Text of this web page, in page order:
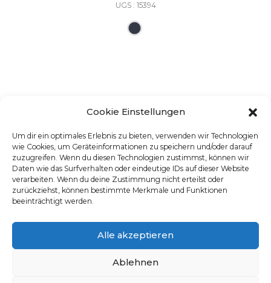
Cookie Einstellungen
Um dir ein optimales Erlebnis zu bieten, verwenden wir Technologien
wie Cookies, um Geräteinformationen zu speichern und/oder darauf
zuzugreifen. Wenn du diesen Technologien zustimmst, können wir
Daten wie das Surfverhalten oder eindeutige IDs auf dieser Website
verarbeiten. Wenn du deine Zustimmung nicht erteilst oder
zurückziehst, können bestimmte Merkmale und Funktionen
beeinträchtigt werden.
Alle akzeptieren
Ablehnen
UGS : 15394